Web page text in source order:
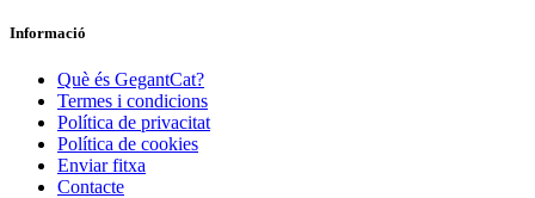
Informació
Què és GegantCat?
Termes i condicions
Política de privacitat
Política de cookies
Enviar fitxa
Contacte